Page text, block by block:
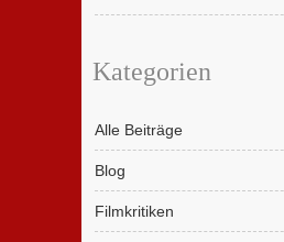
Kategorien
Alle Beiträge
Blog
Filmkritiken